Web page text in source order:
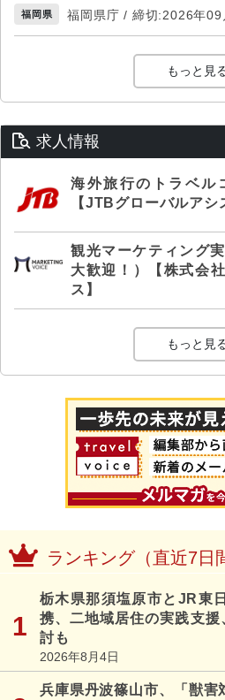
福岡県 福岡県庁 / 締切:2026年09
もっと見
求人情報
海外旅行のトラベル
【JTBグローバルアシ
観光マーケティング
大歓迎！）【株式会
ス】
もっと見
ランキング（直近7日
栃木県那須塩原市とJR東
携、二地域居住の実践支
討も
2026年8月4日
兵庫県丹波篠山市、「獣害